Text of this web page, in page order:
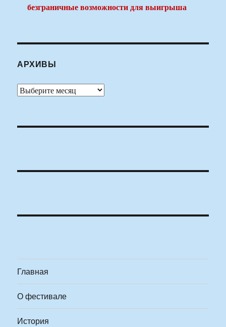
безграничные возможности для выигрыша
АРХИВЫ
Архивы
Главная
О фестивале
История